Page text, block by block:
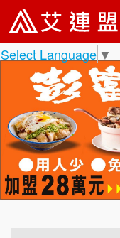
Select Language ▼